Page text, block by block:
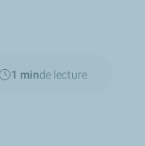
1 minde lecture